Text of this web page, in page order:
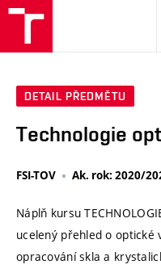
DETAIL PŘEDMĚTU
Technologie
FSI-TOV Ak. rok: 2020/
Náplň kursu
ucelený přehled o optické
opracování skla a